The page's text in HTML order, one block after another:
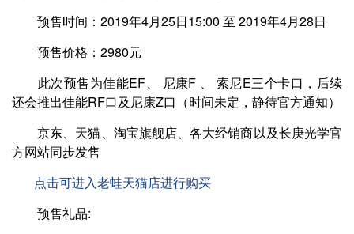
预售时间：2019年4月25日15:00 至 2019年4月28日
预售价格：2980元
此次预售为佳能EF、 尼康F 、 索尼E三个卡口，后续
还会推出佳能RF口及尼康Z口（时间未定，静待官方通知）
京东、天猫、淘宝旗舰店、各大经销商以及长庚光学官
方网站同步发售
点击可进入老蛙天猫店进行购买
预售礼品: